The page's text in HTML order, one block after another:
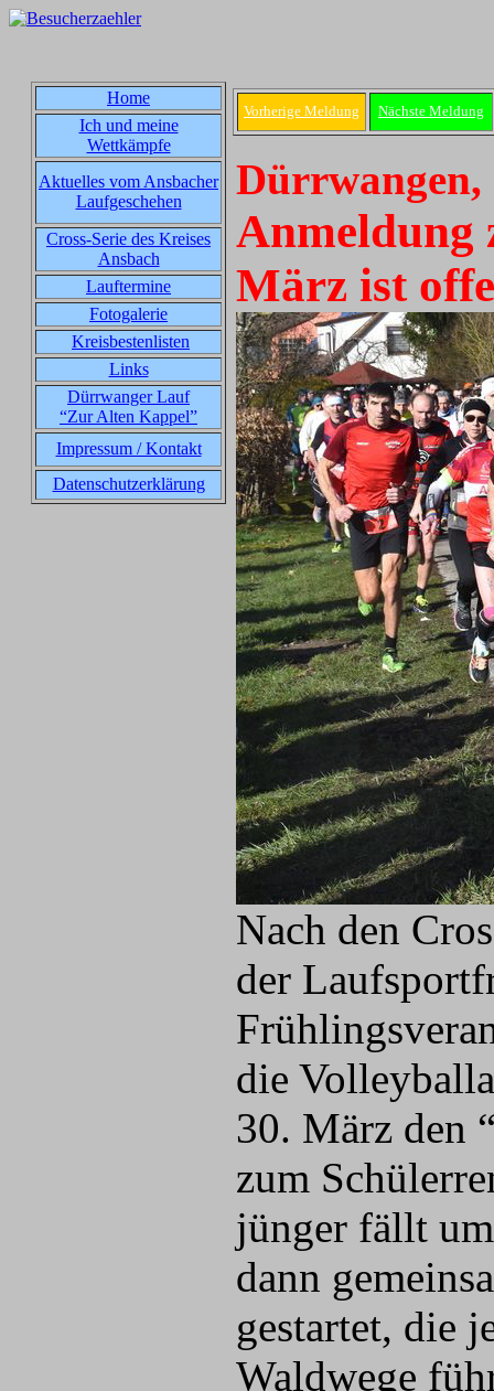
Home
Ich und meine
Wettkämpfe
Aktuelles vom Ansbacher
Laufgeschehen
Cross-Serie des Kreises
Ansbach
Lauftermine
Fotogalerie
Kreisbestenlisten
Links
Dürrwanger Lauf
“Zur Alten Kappel”
Impressum / Kontakt
Datenschutzerklärung
Vorherige Meldung Nächste Meldung
Dürrwangen,
Anmeldung
März ist
Nach den
der
die
30. März den
zum
jünger fällt
dann
gestartet, die
Waldwege